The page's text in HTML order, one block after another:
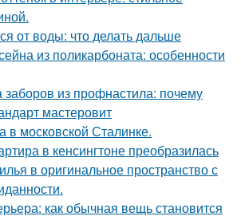
от воды: что делать дальше
из поликарбоната: особенности
из профнастила: почему
мастеровит
в московской Сталинке.
в кенсингтоне преобразилась
в оригинальное пространство с
как обычная вещь становится